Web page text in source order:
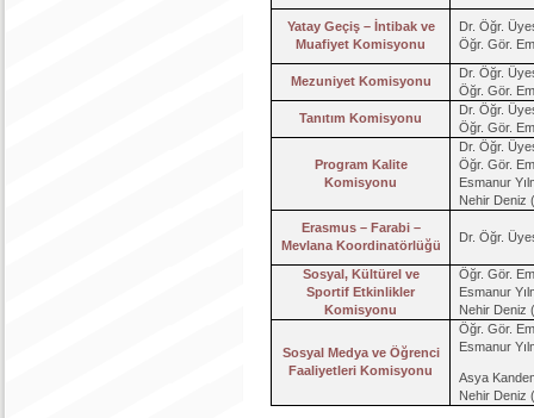
Yatay Geçiş – İntibak ve
Muafiyet Komisyonu
Dr. Öğr.
Öğr. Gör.
Mezuniyet Komisyonu
Dr. Öğr.
Öğr. Gör.
Tanıtım Komisyonu
Dr. Öğr.
Öğr. Gör.
Program Kalite
Komisyonu
Dr. Öğr.
Öğr. Gör.
Esmanur
Nehir Deniz
Erasmus – Farabi –
Mevlana Koordinatörlüğü
Dr. Öğr.
Sosyal, Kültürel ve
Sportif Etkinlikler
Komisyonu
Öğr. Gör.
Esmanur
Nehir Deniz
Sosyal Medya ve Öğrenci
Faaliyetleri Komisyonu
Öğr. Gör.
Esmanur
Asya
Nehir Deniz